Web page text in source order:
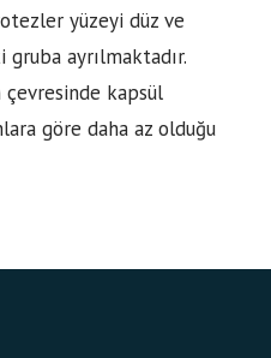
yüzeyi düz ve
ayrılmaktadır.
kapsül
göre daha az olduğu